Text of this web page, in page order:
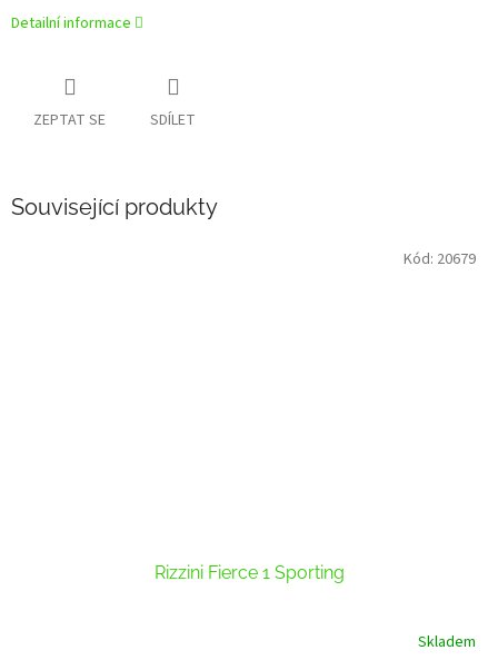
Detailní informace
ZEPTAT SE SDÍLET
Související produkty
Rizzini Fierce 1 Sporting
Skladem
Kód: 20679